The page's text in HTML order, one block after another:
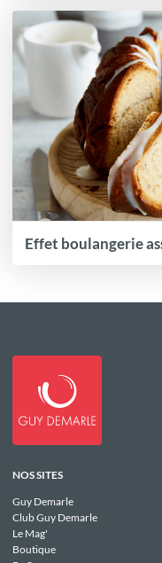
Effet boulangerie
NOS SITES
Guy Demarle
Club Guy Demarle
Le Mag'
Boutique